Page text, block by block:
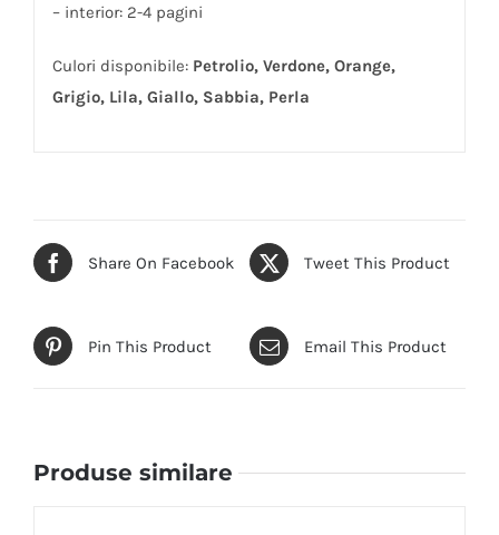
– interior: 2-4 pagini
Culori disponibile: Petrolio, Verdone, Orange,
Grigio, Lila, Giallo, Sabbia, Perla
Share On Facebook Tweet This Product
Pin This Product Email This Product
Produse similare